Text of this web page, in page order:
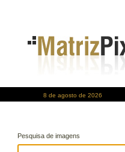
8 de agosto de 2026
Pesquisa de imagens